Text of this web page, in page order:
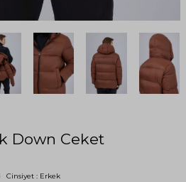
Down Ceket
Cinsiyet : Erkek